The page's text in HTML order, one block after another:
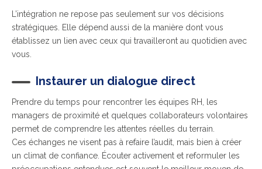
L’intégration ne repose pas seulement sur vos décisions
stratégiques. Elle dépend aussi de la manière dont vous
établissez un lien avec ceux qui travailleront au quotidien avec
vous.
Instaurer un dialogue direct
Prendre du temps pour rencontrer les équipes RH, les
managers de proximité et quelques collaborateurs volontaires
permet de comprendre les attentes réelles du terrain.
Ces échanges ne visent pas à refaire l’audit, mais bien à créer
un climat de confiance. Écouter activement et reformuler les